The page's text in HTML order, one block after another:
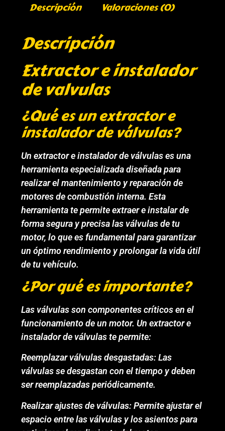
Descripción Valoraciones (0)
Descripción
Extractor e instalador
de valvulas
¿Qué es un extractor e
instalador de válvulas?
Un extractor e instalador de válvulas es una
herramienta especializada diseñada para
realizar el mantenimiento y reparación de
motores de combustión interna. Esta
herramienta te permite extraer e instalar de
forma segura y precisa las válvulas de tu
motor, lo que es fundamental para garantizar
un óptimo rendimiento y prolongar la vida útil
de tu vehículo.
¿Por qué es importante?
Las válvulas son componentes críticos en el
funcionamiento de un motor. Un extractor e
instalador de válvulas te permite:
Reemplazar válvulas desgastadas: Las
válvulas se desgastan con el tiempo y deben
ser reemplazadas periódicamente.
Realizar ajustes de válvulas: Permite ajustar el
espacio entre las válvulas y los asientos para